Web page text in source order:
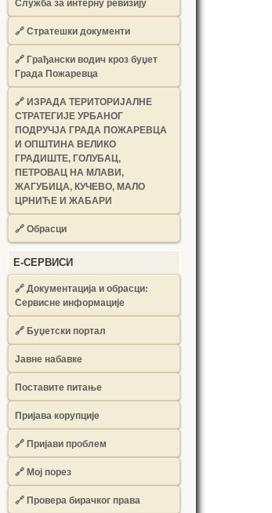
🔗Стратешки документи
🔗Грађански водич кроз буџет
Града Пожаревца
🔗ИЗРАДА ТЕРИТОРИЈАЛНЕ
СТРАТЕГИЈЕ УРБАНОГ
ПОДРУЧЈА ГРАДА ПОЖАРЕВЦА
И ОПШТИНА ВЕЛИКО
ГРАДИШТЕ, ГОЛУБАЦ,
ПЕТРОВАЦ НА МЛАВИ,
ЖАГУБИЦА, КУЧЕВО, МАЛО
ЦРНИЋЕ И ЖАБАРИ
🔗Обрасци
Е-СЕРВИСИ
🔗 Документација и обрасци:
Сервисне информације
🔗 Буџетски портал
Јавне набавке
Поставите питање
Пријава корупције
🔗 Пријави проблем
🔗 Мој порез
🔗 Провера бирачког права